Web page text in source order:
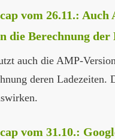
vom 26.11.: Auch
die Berechnung der
auch die AMP-
deren Ladezeiten.
vom 31.10.: